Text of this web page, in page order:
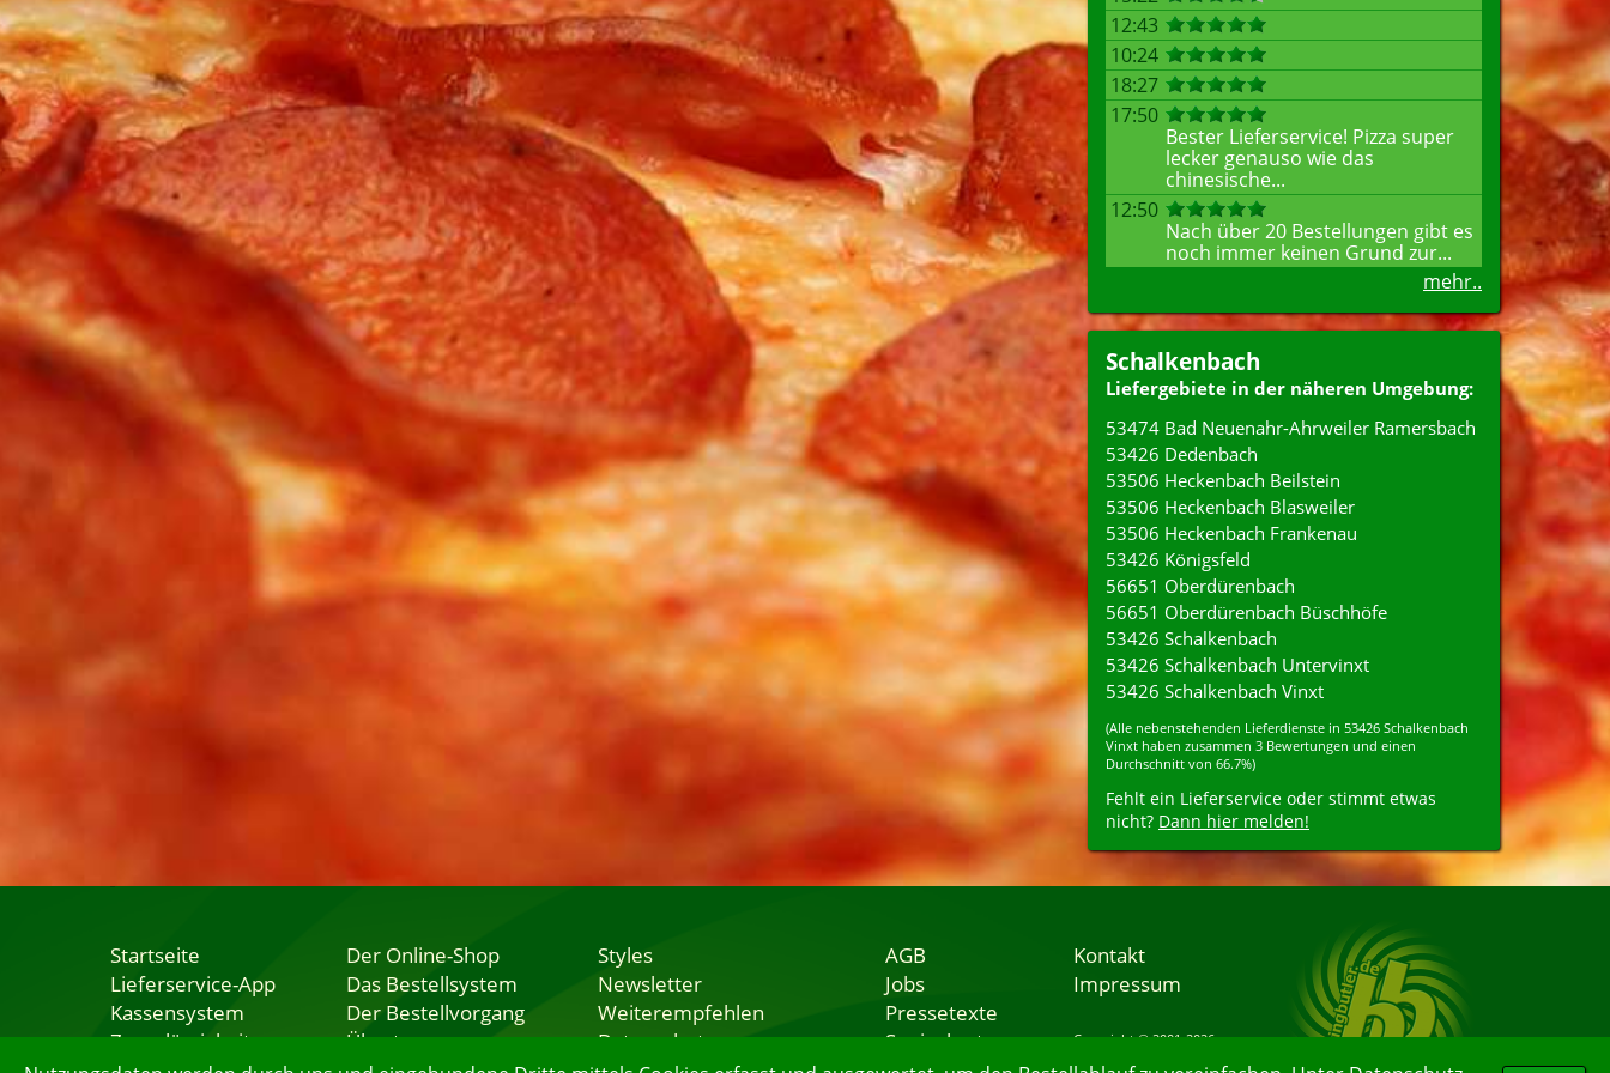
12:43
10:24
18:27
17:50
Bester Lieferservice! Pizza super
lecker genauso wie das
chinesische...
12:50
Nach über 20 Bestellungen gibt es
noch immer keinen Grund zur...
mehr..
Schalkenbach
Liefergebiete in der näheren Umgebung:
53474 Bad Neuenahr-Ahrweiler Ramersbach
53426 Dedenbach
53506 Heckenbach Beilstein
53506 Heckenbach Blasweiler
53506 Heckenbach Frankenau
53426 Königsfeld
56651 Oberdürenbach
56651 Oberdürenbach Büschhöfe
53426 Schalkenbach
53426 Schalkenbach Untervinxt
53426 Schalkenbach Vinxt
(Alle nebenstehenden Lieferdienste in 53426 Schalkenbach
Vinxt haben zusammen 3 Bewertungen und einen
Durchschnitt von 66.7%)
Fehlt ein Lieferservice oder stimmt etwas
nicht? Dann hier melden!
Startseite
Lieferservice-App
Kassensystem
Zuverlässigkeit
Der Online-Shop
Das Bestellsystem
Der Bestellvorgang
Übertragung
Styles
Newsletter
Weiterempfehlen
Datenschutz
AGB
Jobs
Pressetexte
Speisekarten
Kontakt
Impressum
Copyright © 2001-2026